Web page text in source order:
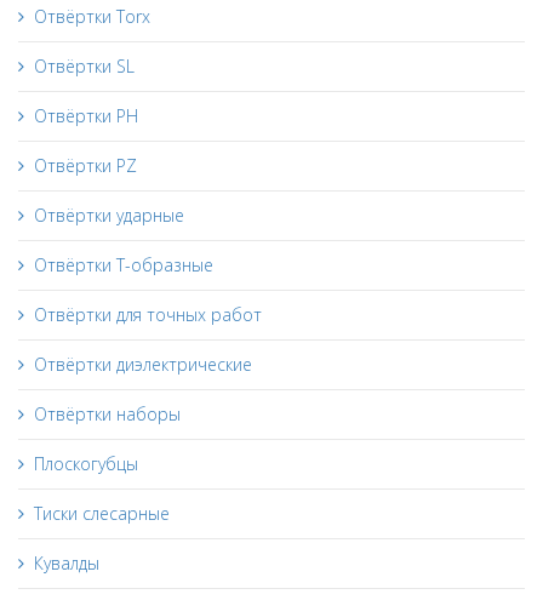
Отвёртки Torx
Отвёртки SL
Отвёртки PH
Отвёртки PZ
Отвёртки ударные
Отвёртки Т-образные
Отвёртки для точных работ
Отвёртки диэлектрические
Отвёртки наборы
Плоскогубцы
Тиски слесарные
Кувалды